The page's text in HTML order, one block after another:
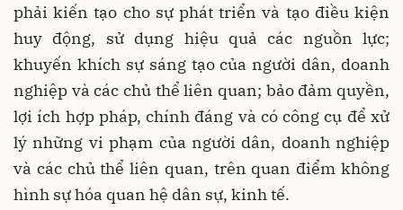
phải kiến tạo cho sự phát triển và tạo điều kiện
huy động, sử dụng hiệu quả các nguồn lực;
khuyến khích sự sáng tạo của người dân, doanh
nghiệp và các chủ thể liên quan; bảo đảm quyền,
lợi ích hợp pháp, chính đáng và có công cụ để xử
lý những vi phạm của người dân, doanh nghiệp
và các chủ thể liên quan, trên quan điểm không
hình sự hóa quan hệ dân sự, kinh tế.